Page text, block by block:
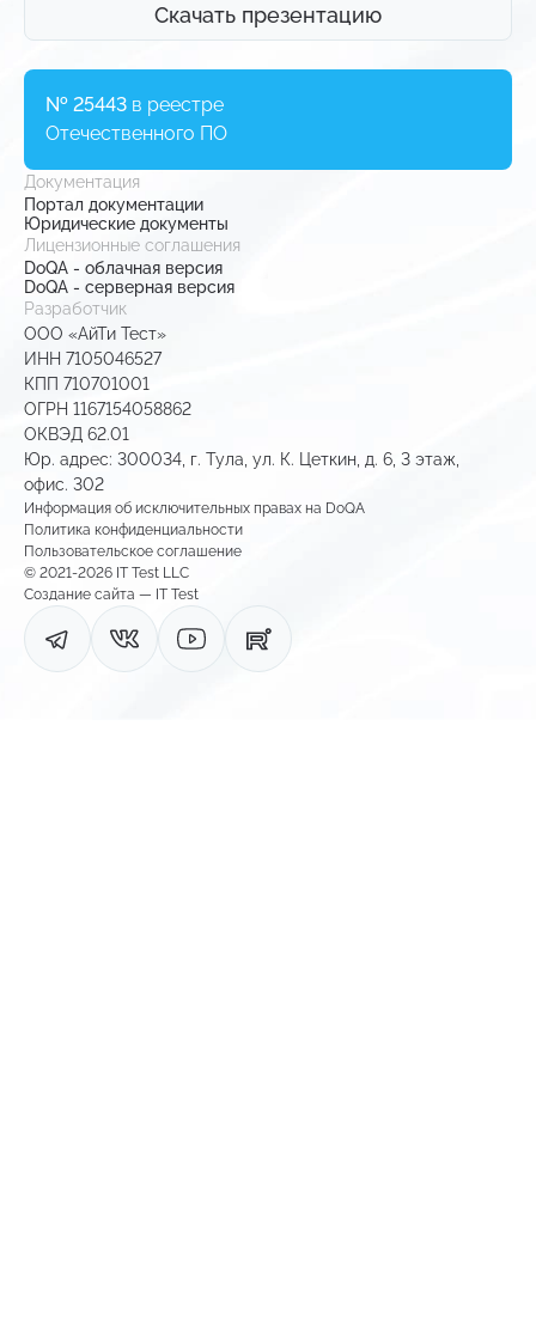
Скачать презентацию
№ 25443 в реестре
Отечественного ПО
Документация
Портал документации
Юридические документы
Разработчик
ООО «АйТи Тест»
ИНН 7105046527
КПП 710701001
ОГРН 1167154058862
ОКВЭД 62.01
Юр. адрес: 300034, г. Тула, ул. К. Цеткин, д. 6, 3 этаж,
офис. 302
Лицензионные соглашения
DoQA - облачная версия
DoQA - серверная версия
© 2021-2026 IT Test LLC
Создание сайта — IT Test
Информация об исключительных правах на DoQA
Политика конфиденциальности
Пользовательское соглашение